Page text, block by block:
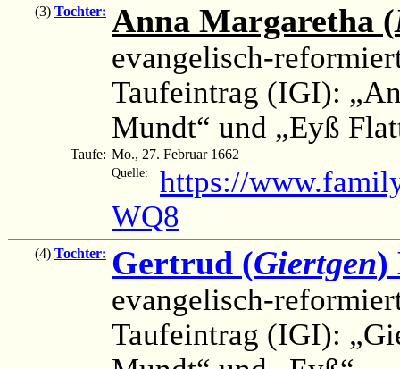
(3) Tochter: Anna Margaretha (
evangelisch-
Taufeintrag (IGI):
Mundt“ und „Eyß
Taufe: Mo., 27. Februar 1662
Quelle:
https://
WQ8
(4) Tochter: Gertrud (Giertgen)
evangelisch-
Taufeintrag (IGI):